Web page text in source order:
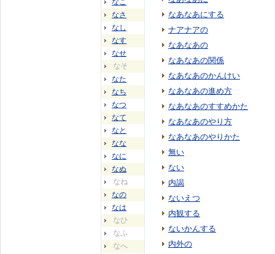
なこ
なさ
なし
なす
なせ
なそ
なた
なち
なつ
なて
なと
なな
なに
なぬ
なね
なの
なは
なひ
なふ
なへ
なあなあにする
ナアナアの
なあなあの
なあなあの関係
なあなあのかんけい
なあなあの進め方
なあなあのすすめかた
なあなあのやり方
なあなあのやりかた
無い
ない
内謁
ないえつ
内観する
ないかんする
内外の